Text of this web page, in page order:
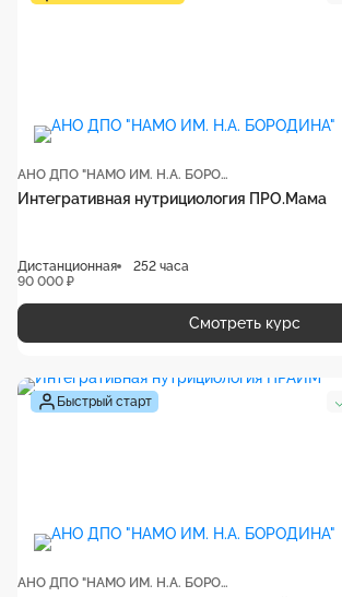
АНО ДПО "НАМО ИМ. Н.А. БОРОДИНА"
Интегративная нутрициология ПРО.Мама
Дистанционная
252 часа
90 000 ₽
Смотреть курс
Быстрый старт
АНО ДПО "НАМО ИМ. Н.А. БОРОДИНА"